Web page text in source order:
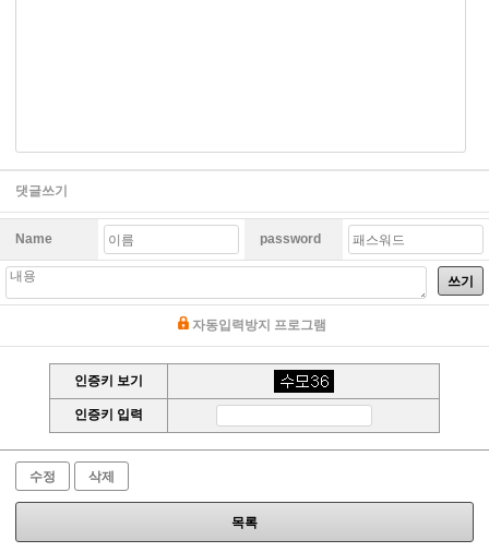
댓글쓰기
Name password
쓰기
자동입력방지 프로그램
인증키 보기
인증키 입력
수정 삭제
목록